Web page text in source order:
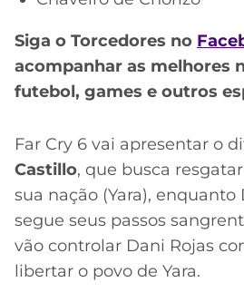
Siga o Torcedores no
acompanhar as melhores
futebol, games e outros
Far Cry 6 vai apresentar o
Castillo, que busca
sua nação (Yara), enquanto
segue seus passos
vão controlar Dani Rojas
libertar o povo de Yara.